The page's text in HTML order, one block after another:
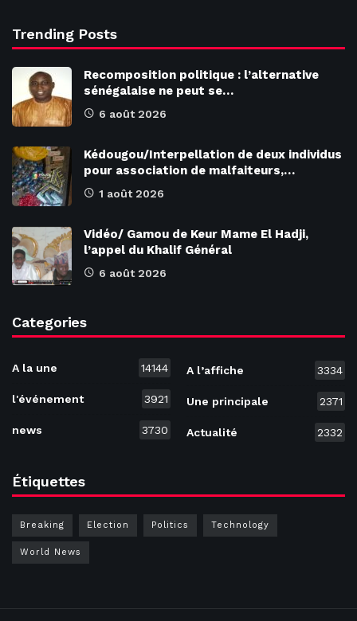
Trending Posts
Recomposition politique : l’alternative
sénégalaise ne peut se…
6 août 2026
Kédougou/Interpellation de deux individus
pour association de malfaiteurs,…
1 août 2026
Vidéo/ Gamou de Keur Mame El Hadji,
l’appel du Khalif Général
6 août 2026
Categories
A la une 14144
l'événement 3921
news 3730
A l’affiche 3334
Une principale 2371
Actualité 2332
Étiquettes
Breaking Election Politics Technology
World News